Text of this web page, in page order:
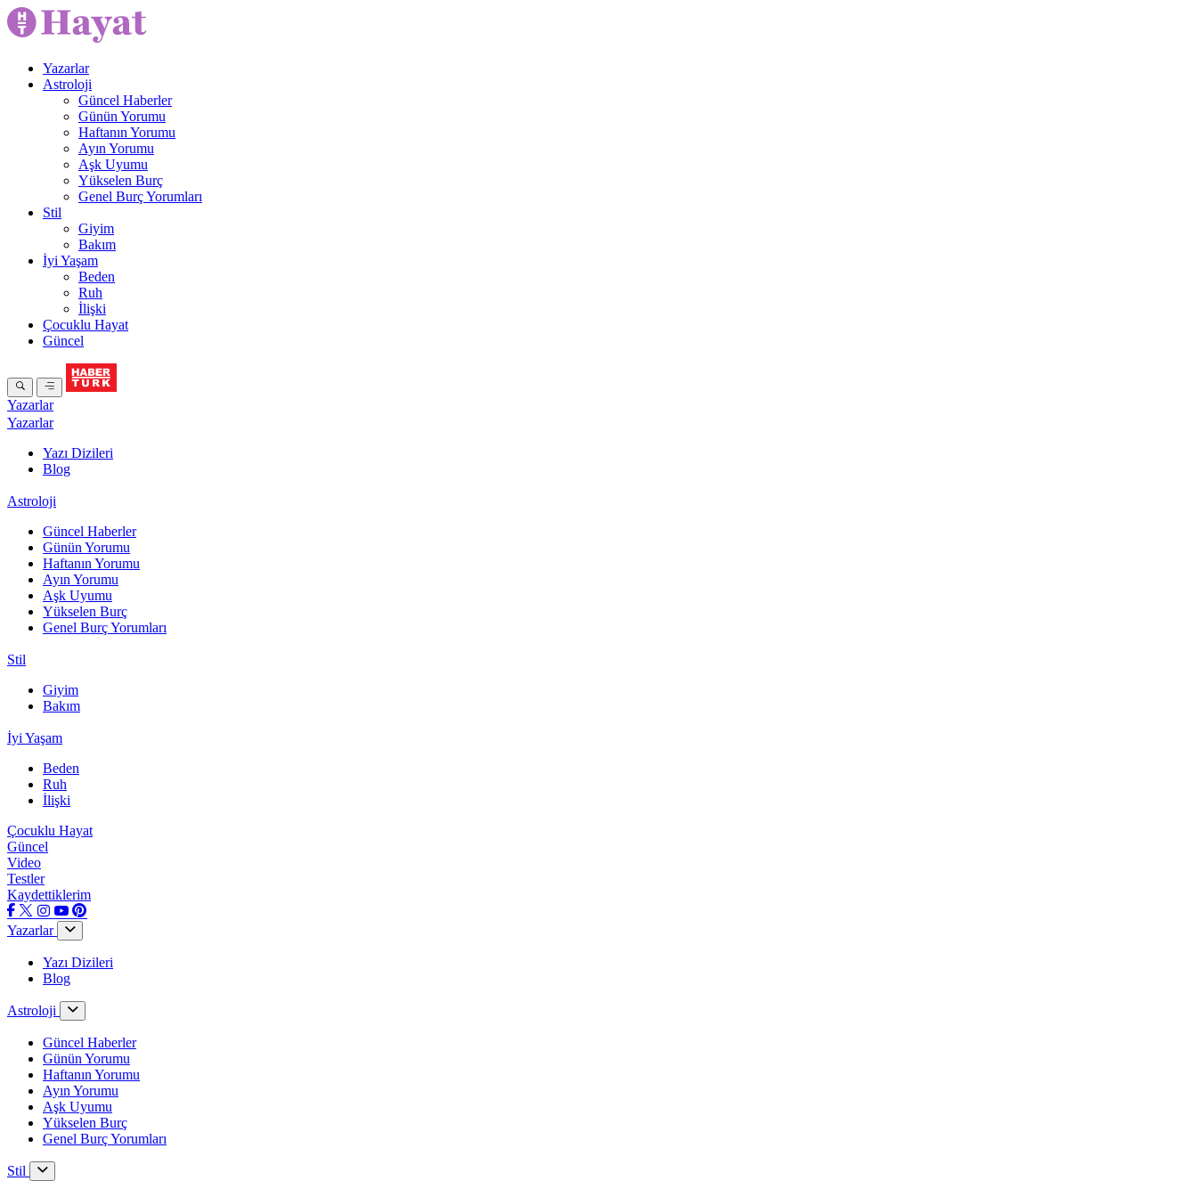
Yazarlar
Astroloji
Güncel Haberler
Günün Yorumu
Haftanın Yorumu
Ayın Yorumu
Aşk Uyumu
Yükselen Burç
Genel Burç Yorumları
Stil
Giyim
Bakım
İyi Yaşam
Beden
Ruh
İlişki
Çocuklu Hayat
Güncel
Yazarlar
Yazarlar
Yazı Dizileri
Blog
Astroloji
Güncel Haberler
Günün Yorumu
Haftanın Yorumu
Ayın Yorumu
Aşk Uyumu
Yükselen Burç
Genel Burç Yorumları
Stil
Giyim
Bakım
İyi Yaşam
Beden
Ruh
İlişki
Çocuklu Hayat
Güncel
Video
Testler
Kaydettiklerim
Yazarlar
Yazı Dizileri
Blog
Astroloji
Güncel Haberler
Günün Yorumu
Haftanın Yorumu
Ayın Yorumu
Aşk Uyumu
Yükselen Burç
Genel Burç Yorumları
Stil